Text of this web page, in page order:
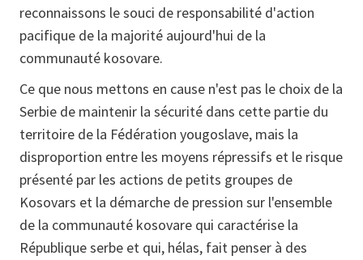
reconnaissons le souci de responsabilité d'action
pacifique de la majorité aujourd'hui de la
communauté kosovare.
Ce que nous mettons en cause n'est pas le choix de la
Serbie de maintenir la sécurité dans cette partie du
territoire de la Fédération yougoslave, mais la
disproportion entre les moyens répressifs et le risque
présenté par les actions de petits groupes de
Kosovars et la démarche de pression sur l'ensemble
de la communauté kosovare qui caractérise la
République serbe et qui, hélas, fait penser à des